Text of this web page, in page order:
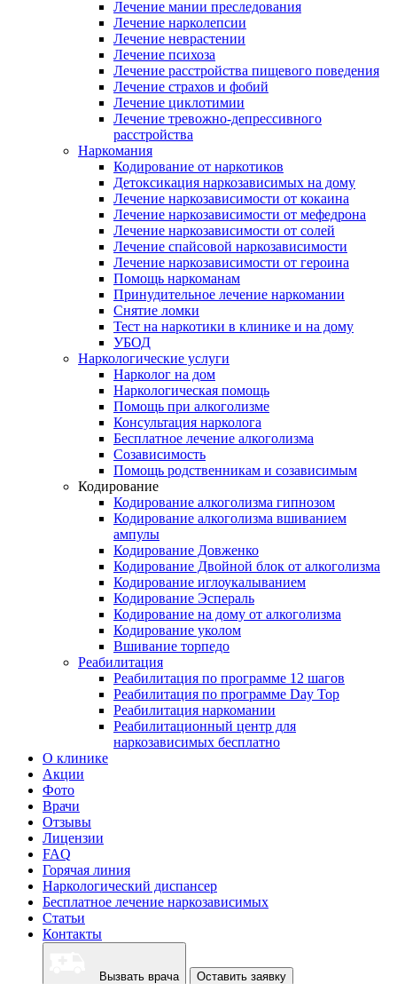
Лечение мании преследования
Лечение нарколепсии
Лечение неврастении
Лечение психоза
Лечение расстройства пищевого поведения
Лечение страхов и фобий
Лечение циклотимии
Лечение тревожно-депрессивного
расстройства
Наркомания
Кодирование от наркотиков
Детоксикация наркозависимых на дому
Лечение наркозависимости от кокаина
Лечение наркозависимости от мефедрона
Лечение наркозависимости от солей
Лечение спайсовой наркозависимости
Лечение наркозависимости от героина
Помощь наркоманам
Принудительное лечение наркомании
Снятие ломки
Тест на наркотики в клинике и на дому
УБОД
Наркологические услуги
Нарколог на дом
Наркологическая помощь
Помощь при алкоголизме
Консультация нарколога
Бесплатное лечение алкоголизма
Созависимость
Помощь родственникам и созависимым
Кодирование
Кодирование алкоголизма гипнозом
Кодирование алкоголизма вшиванием
ампулы
Кодирование Довженко
Кодирование Двойной блок от алкоголизма
Кодирование иглоукалыванием
Кодирование Эспераль
Кодирование на дому от алкоголизма
Кодирование уколом
Вшивание торпедо
Реабилитация
Реабилитация по программе 12 шагов
Реабилитация по программе Day Top
Реабилитация наркомании
Реабилитационный центр для
наркозависимых бесплатно
О клинике
Акции
Фото
Врачи
Отзывы
Лицензии
FAQ
Горячая линия
Наркологический диспансер
Бесплатное лечение наркозависимых
Статьи
Контакты
Вызвать врача Оставить заявку